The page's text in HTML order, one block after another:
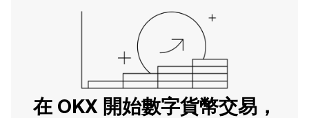
在 OKX 開始數字貨幣交易，